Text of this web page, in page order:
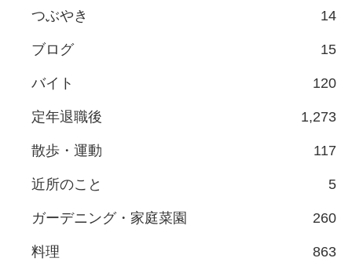
つぶやき 14
ブログ 15
バイト 120
定年退職後 1,273
散歩・運動 117
近所のこと 5
ガーデニング・家庭菜園 260
料理 863